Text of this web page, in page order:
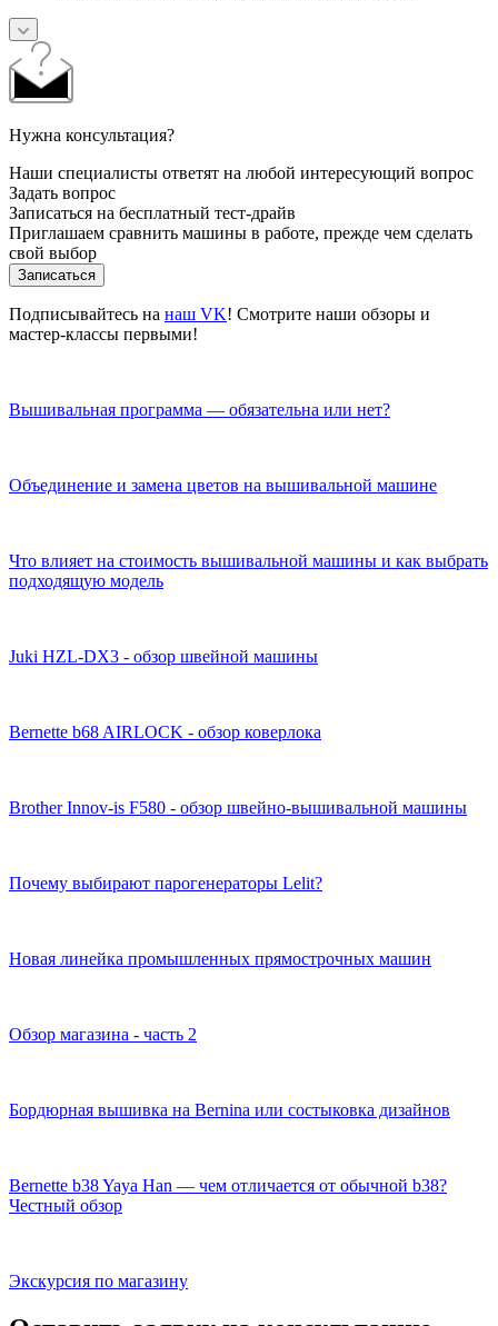
Нужна консультация?
Наши специалисты ответят на любой интересующий вопрос
Задать вопрос
Записаться на бесплатный тест-драйв
Приглашаем сравнить машины в работе, прежде чем сделать
свой выбор
Записаться
Подписывайтесь на наш VK! Смотрите наши обзоры и
мастер-классы первыми!
Вышивальная программа — обязательна или нет?
Объединение и замена цветов на вышивальной машине
Что влияет на стоимость вышивальной машины и как выбрать
подходящую модель
Juki HZL-DX3 - обзор швейной машины
Bernette b68 AIRLOCK - обзор коверлока
Brother Innov-is F580 - обзор швейно-вышивальной машины
Почему выбирают парогенераторы Lelit?
Новая линейка промышленных прямострочных машин
Обзор магазина - часть 2
Бордюрная вышивка на Bernina или состыковка дизайнов
Bernette b38 Yaya Han — чем отличается от обычной b38?
Честный обзор
Экскурсия по магазину